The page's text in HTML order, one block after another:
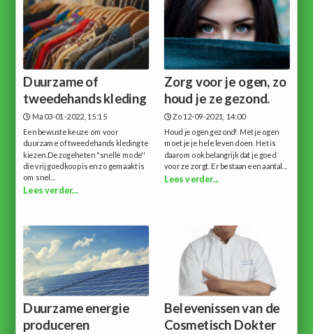
Duurzame of
tweedehands kleding
Ma 03-01-2022, 15:15
Een bewuste keuze om voor
duurzame of tweedehands kleding te
kiezen.De zogeheten ''snelle mode''
die vrij goedkoop is en zo gemaakt is
om snel...
Lees verder...
Zorg voor je ogen, zo
houd je ze gezond.
Zo 12-09-2021, 14:00
Houd je ogen gezond! Met je ogen
moet je je hele leven doen. Het is
daarom ook belangrijk dat je goed
voor ze zorgt. Er bestaan een aantal...
Lees verder...
Duurzame energie
produceren
Belevenissen van de
Cosmetisch Dokter